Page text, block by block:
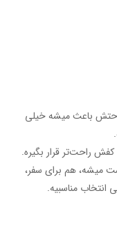
باعث میشه خیلی
راحت‌تر قرار بگیره.
میشه، هم برای سفر،
مناسبیه.